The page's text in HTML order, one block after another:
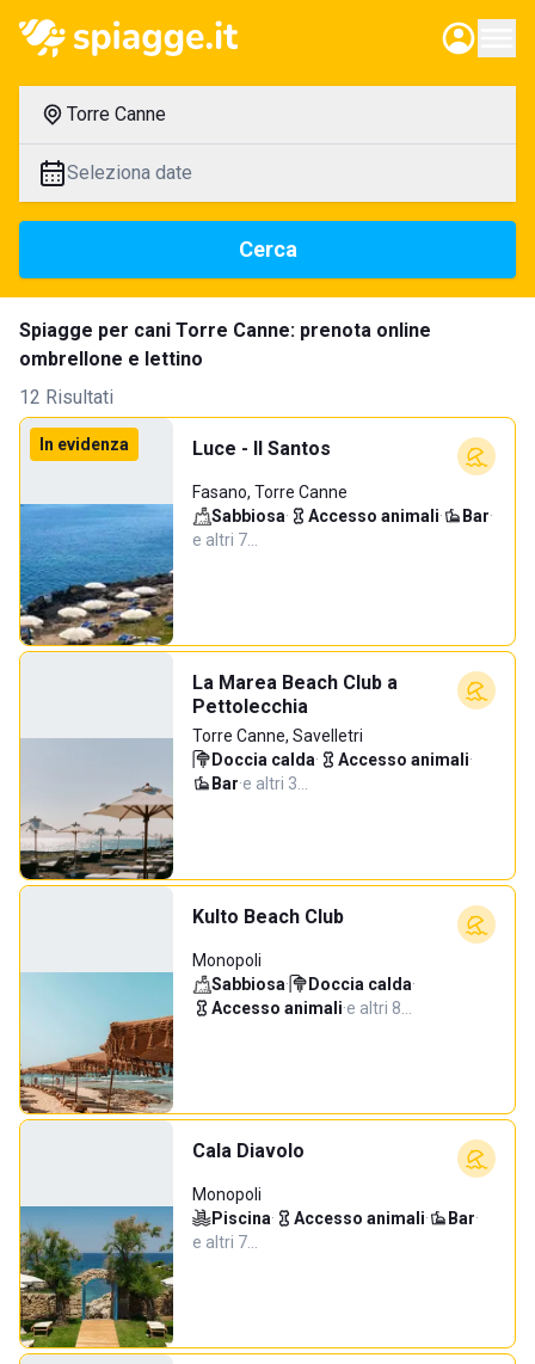
Torre Canne
Seleziona date
Cerca
Spiagge per cani Torre Canne: prenota online
ombrellone e lettino
12 Risultati
In evidenza Luce - Il Santos
Fasano, Torre Canne
Sabbiosa· Accesso animali· Bar·
e altri 7…
La Marea Beach Club a
Pettolecchia
Torre Canne, Savelletri
Doccia calda· Accesso animali·
Bar·e altri 3…
Kulto Beach Club
Monopoli
Sabbiosa· Doccia calda·
Accesso animali·e altri 8…
Cala Diavolo
Monopoli
Piscina· Accesso animali· Bar·
e altri 7…